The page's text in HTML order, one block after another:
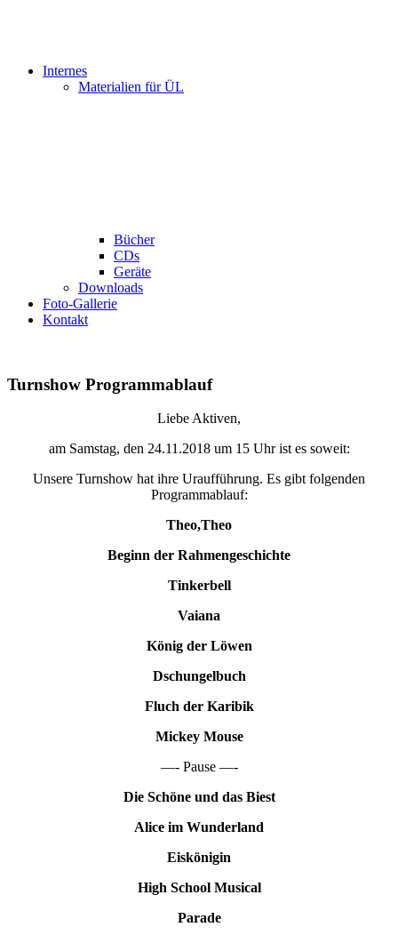
Internes
Materialien für ÜL
Bücher
CDs
Geräte
Downloads
Foto-Gallerie
Kontakt
Turnshow Programmablauf
Liebe Aktiven,
am Samstag, den 24.11.2018 um 15 Uhr ist es soweit:
Unsere Turnshow hat ihre Uraufführung. Es gibt folgenden
Programmablauf:
Theo,Theo
Beginn der Rahmengeschichte
Tinkerbell
Vaiana
König der Löwen
Dschungelbuch
Fluch der Karibik
Mickey Mouse
—- Pause —-
Die Schöne und das Biest
Alice im Wunderland
Eiskönigin
High School Musical
Parade